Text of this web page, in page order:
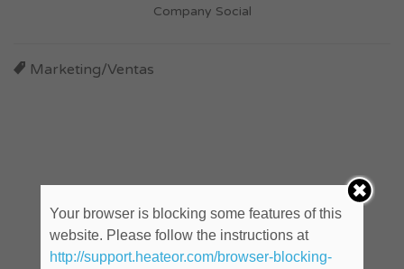
Company Social
Marketing/Ventas
Your browser is blocking some features of this
website. Please follow the instructions at
http://support.heateor.com/browser-blocking-